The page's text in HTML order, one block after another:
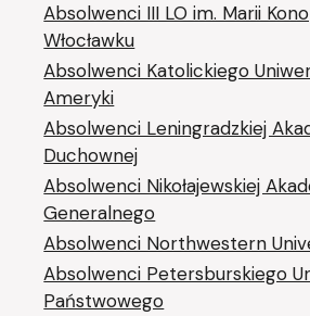
Absolwenci III LO im. Marii
Włocławku
Absolwenci Katolickiego
Ameryki
Absolwenci Leningradzkiej
Duchownej
Absolwenci Nikołajewskiej
Generalnego
Absolwenci Northwestern
Absolwenci Petersburskiego
Państwowego